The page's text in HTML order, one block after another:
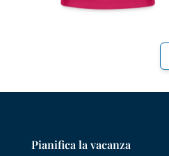
Pianifica la vacanza